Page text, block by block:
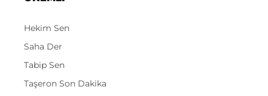
Hekim Sen
Saha Der
Tabip Sen
Taşeron Son Dakika